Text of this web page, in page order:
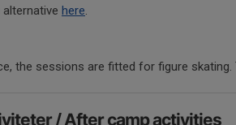
here.
the sessions are fitted for figure skating.
/ After camp activities